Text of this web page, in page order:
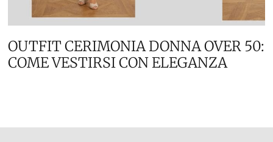
OUTFIT CERIMONIA DONNA OVER 50:
COME VESTIRSI CON ELEGANZA